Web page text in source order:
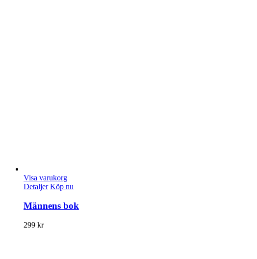
Visa varukorg
Detaljer Köp nu
Männens bok
299 kr